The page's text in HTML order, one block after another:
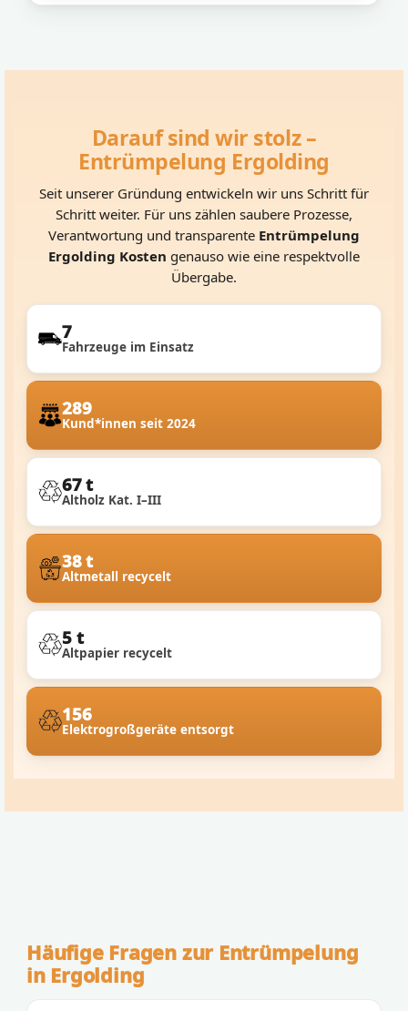
Darauf sind wir stolz –
Entrümpelung Ergolding
Seit unserer Gründung entwickeln wir uns Schritt für
Schritt weiter. Für uns zählen saubere Prozesse,
Verantwortung und transparente Entrümpelung
Ergolding Kosten genauso wie eine respektvolle
Übergabe.
7
Fahrzeuge im Einsatz
289
Kund*innen seit 2024
67 t
Altholz Kat. I–III
38 t
Altmetall recycelt
5 t
Altpapier recycelt
156
Elektrogroßgeräte entsorgt
Häufige Fragen zur Entrümpelung
in Ergolding